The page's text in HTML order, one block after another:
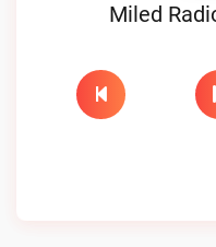
Miled